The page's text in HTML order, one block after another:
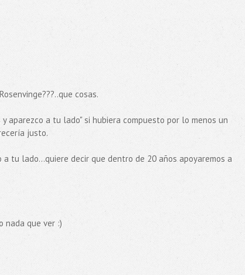
cosas.
aparezco a tu lado" si hubiera compuesto por lo menos un
justo.
tu lado...quiere decir que dentro de 20 años apoyaremos a
nada que ver :)